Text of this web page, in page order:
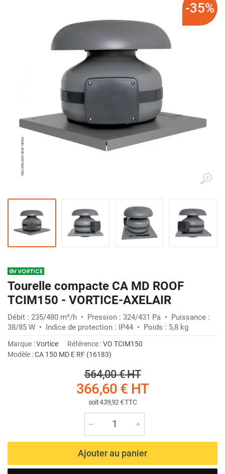
-35%
Tourelle compacte CA MD ROOF
TCIM150 - VORTICE-AXELAIR
Débit : 235/480 m³/h • Pression : 324/431 Pa • Puissance :
38/85 W • Indice de protection : IP44 • Poids : 5,8 kg
Marque :Vortice Référence :VO TCIM150
Modèle :CA 150 MD E RF (16183)
564,00 €HT
366,60 € HT
soit439,92 €TTC
Ajouter au panier